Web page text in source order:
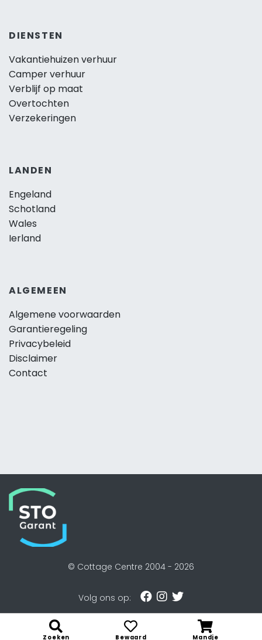
DIENSTEN
Vakantiehuizen verhuur
Camper verhuur
Verblijf op maat
Overtochten
Verzekeringen
LANDEN
Engeland
Schotland
Wales
Ierland
ALGEMEEN
Algemene voorwaarden
Garantieregeling
Privacybeleid
Disclaimer
Contact
© Cottage Centre 2004 - 2026
Volg ons op:
Zoeken Bewaard Mandje